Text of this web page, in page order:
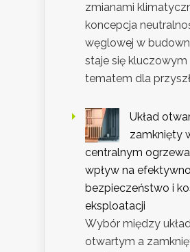
zmianami
koncepcja
węglowej w
staje się kluczowym
tematem dla
Układ
zamknięty
centralnym
wpływ na
bezpieczeństwo i
eksploatacji
Wybór między
otwartym a